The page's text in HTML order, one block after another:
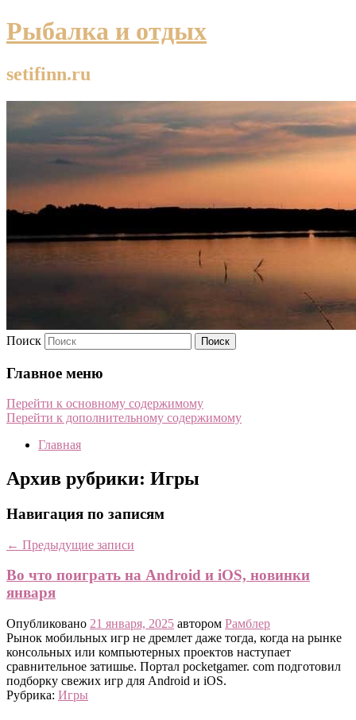
Рыбалка и отдых
setifinn.ru
Поиск
Главное меню
Перейти к основному содержимому
Перейти к дополнительному содержимому
Главная
Архив рубрики: Игры
Навигация по записям
← Предыдущие записи
Во что поиграть на Android и iOS, новинки
января
Опубликовано 21 января, 2025 автором Рамблер
Рынок мобильных игр не дремлет даже тогда, когда на рынке
консольных или компьютерных проектов наступает
сравнительное затишье. Портал pocketgamer. com подготовил
подборку свежих игр для Android и iOS.
Рубрика: Игры